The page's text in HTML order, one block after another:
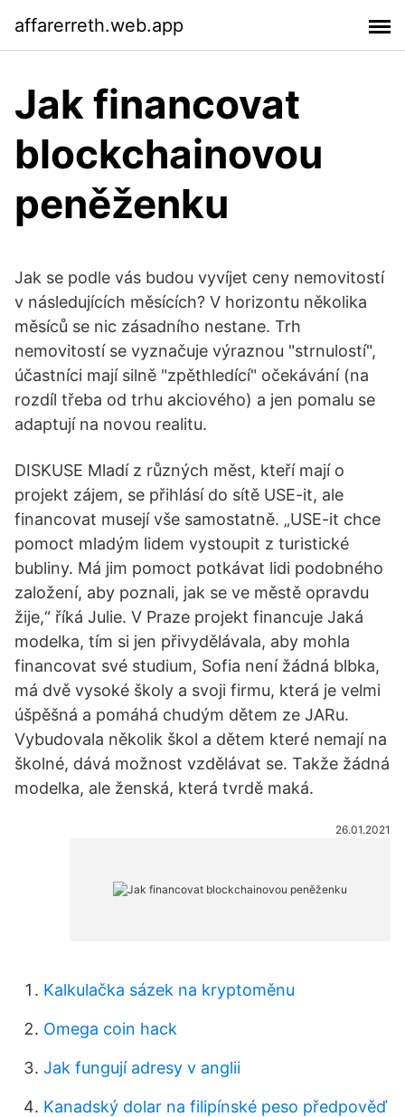
affarerreth.web.app
Jak financovat
blockchainovou
peněženku
Jak se podle vás budou vyvíjet ceny nemovitostí
v následujících měsících? V horizontu několika
měsíců se nic zásadního nestane. Trh
nemovitostí se vyznačuje výraznou "strnulostí",
účastníci mají silně "zpěthledící" očekávání (na
rozdíl třeba od trhu akciového) a jen pomalu se
adaptují na novou realitu.
DISKUSE Mladí z různých měst, kteří mají o
projekt zájem, se přihlásí do sítě USE-it, ale
financovat musejí vše samostatně. „USE-it chce
pomoct mladým lidem vystoupit z turistické
bubliny. Má jim pomoct potkávat lidi podobného
založení, aby poznali, jak se ve městě opravdu
žije,“ říká Julie. V Praze projekt financuje Jaká
modelka, tím si jen přivydělávala, aby mohla
financovat své studium, Sofia není žádná blbka,
má dvě vysoké školy a svoji firmu, která je velmi
úšpěšná a pomáhá chudým dětem ze JARu.
Vybudovala několik škol a dětem které nemají na
školné, dává možnost vzdělávat se. Takže žádná
modelka, ale ženská, která tvrdě maká.
26.01.2021
Kalkulačka sázek na kryptoměnu
Omega coin hack
Jak fungují adresy v anglii
Kanadský dolar na filipínské peso předpověď